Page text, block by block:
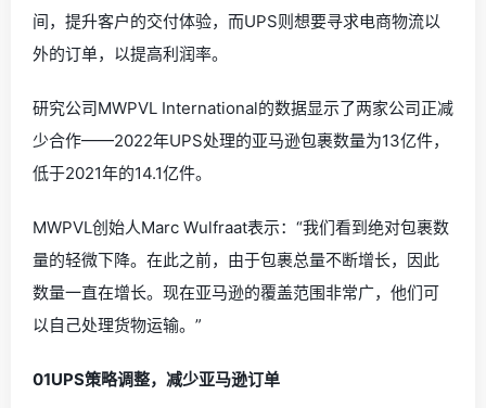
间，提升客户的交付体验，而UPS则想要寻求电商物流以
外的订单，以提高利润率。
研究公司MWPVL International的数据显示了两家公司正减
少合作——2022年UPS处理的亚马逊包裹数量为13亿件，
低于2021年的14.1亿件。
MWPVL创始人Marc Wulfraat表示：“我们看到绝对包裹数
量的轻微下降。在此之前，由于包裹总量不断增长，因此
数量一直在增长。现在亚马逊的覆盖范围非常广，他们可
以自己处理货物运输。”
01UPS策略调整，减少亚马逊订单